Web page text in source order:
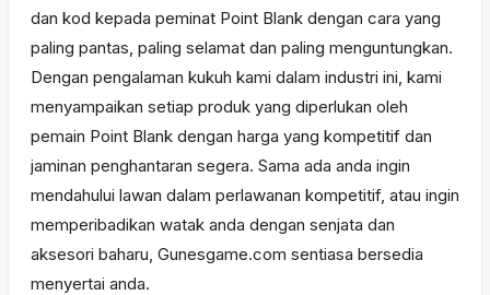
dan kod kepada peminat Point Blank dengan cara yang
paling pantas, paling selamat dan paling menguntungkan.
Dengan pengalaman kukuh kami dalam industri ini, kami
menyampaikan setiap produk yang diperlukan oleh
pemain Point Blank dengan harga yang kompetitif dan
jaminan penghantaran segera. Sama ada anda ingin
mendahului lawan dalam perlawanan kompetitif, atau ingin
memperibadikan watak anda dengan senjata dan
aksesori baharu, Gunesgame.com sentiasa bersedia
menyertai anda.